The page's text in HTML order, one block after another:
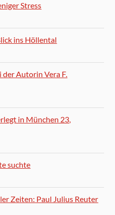
Stress
ins Höllental
der Autorin Vera F.
in München 23,
suchte
Zeiten: Paul Julius Reuter